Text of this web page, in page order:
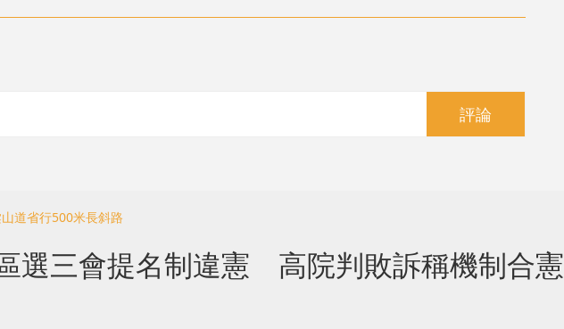
評論
道省行500米長斜路
選三會提名制違憲 高院判敗訴稱機制合憲